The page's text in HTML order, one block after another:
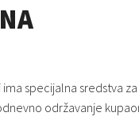
specijalna sredstva
održavanje